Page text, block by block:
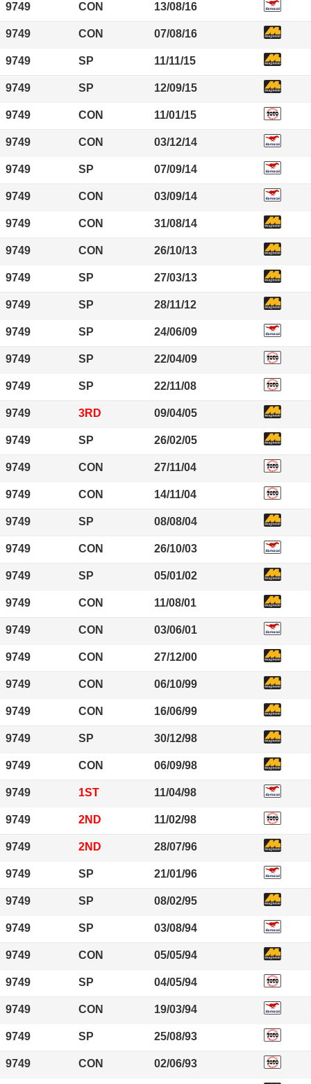
9749 CON 13/08/16
9749 CON 07/08/16
9749 SP 11/11/15
9749 SP 12/09/15
9749 CON 11/01/15
9749 CON 03/12/14
9749 SP 07/09/14
9749 CON 03/09/14
9749 CON 31/08/14
9749 CON 26/10/13
9749 SP 27/03/13
9749 SP 28/11/12
9749 SP 24/06/09
9749 SP 22/04/09
9749 SP 22/11/08
9749 3RD 09/04/05
9749 SP 26/02/05
9749 CON 27/11/04
9749 CON 14/11/04
9749 SP 08/08/04
9749 CON 26/10/03
9749 SP 05/01/02
9749 CON 11/08/01
9749 CON 03/06/01
9749 CON 27/12/00
9749 CON 06/10/99
9749 CON 16/06/99
9749 SP 30/12/98
9749 CON 06/09/98
9749 1ST 11/04/98
9749 2ND 11/02/98
9749 2ND 28/07/96
9749 SP 21/01/96
9749 SP 08/02/95
9749 SP 03/08/94
9749 CON 05/05/94
9749 SP 04/05/94
9749 CON 19/03/94
9749 SP 25/08/93
9749 CON 02/06/93